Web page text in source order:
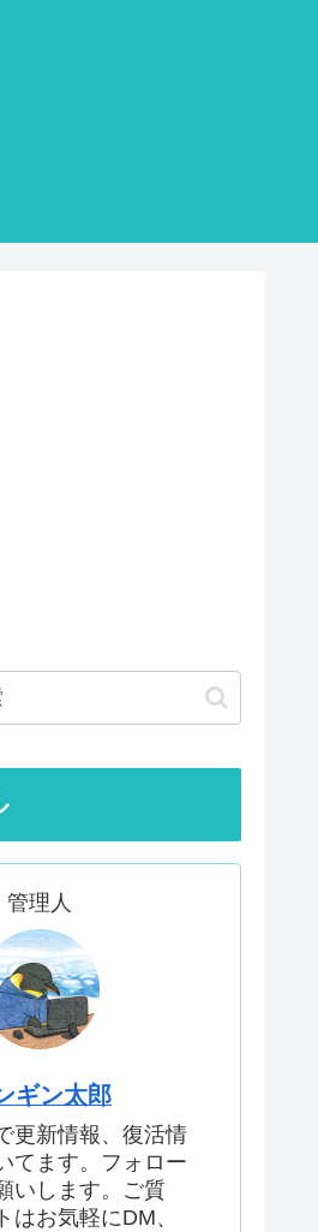
管理人
ギン太郎
更新情報、復活情
てます。フォロー
いします。ご質
はお気軽にDM、